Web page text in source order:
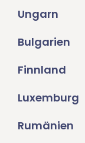
Ungarn
Bulgarien
Finnland
Luxemburg
Rumänien